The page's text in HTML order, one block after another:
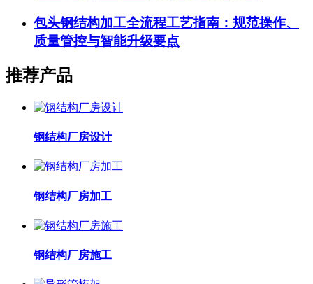
包头钢结构加工全流程工艺指南：规范操作、
质量管控与智能升级要点
推荐产品
钢结构厂房设计
钢结构厂房加工
钢结构厂房施工